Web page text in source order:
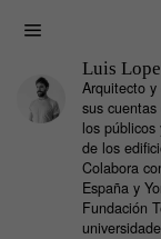
Luis
Arquitecto
sus
los
de los
Colabora
España y
Fundación